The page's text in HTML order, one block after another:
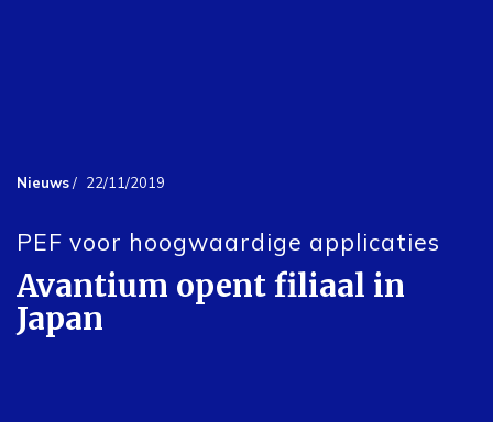
Nieuws/ 22/11/2019
PEF voor hoogwaardige applicaties
Avantium opent filiaal in
Japan